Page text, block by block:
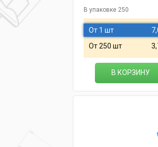
В упаковке 250
От 1 шт
От 250 шт
В КОРЗИНУ